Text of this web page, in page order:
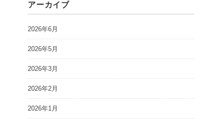
アーカイブ
2026年6月
2026年5月
2026年3月
2026年2月
2026年1月